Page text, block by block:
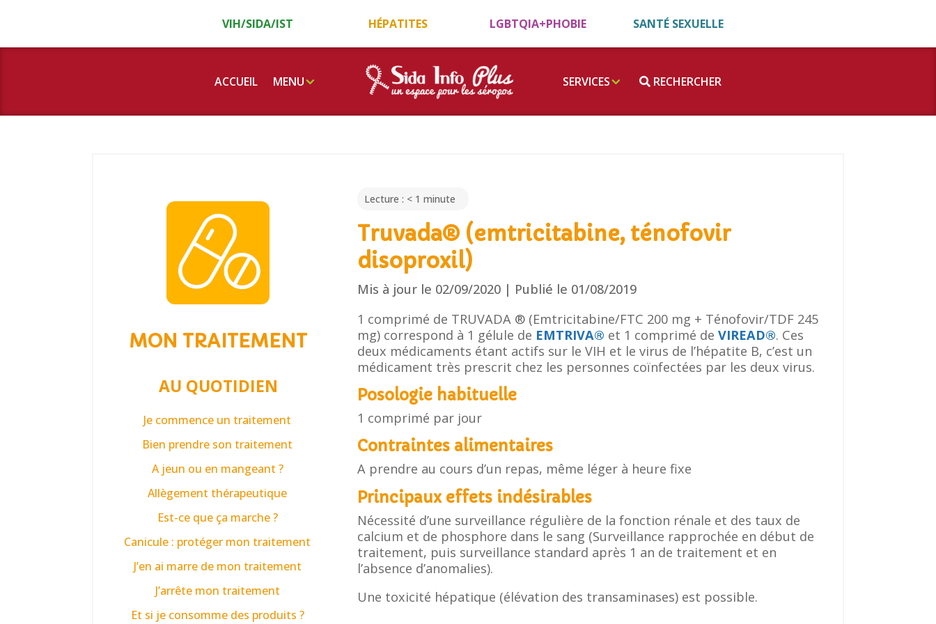
VIH/SIDA/IST HÉPATITES LGBTQIA+PHOBIE SANTÉ SEXUELLE
ACCUEIL MENU SERVICES RECHERCHER
MON TRAITEMENT
AU QUOTIDIEN
Je commence un traitement
Bien prendre son traitement
A jeun ou en mangeant ?
Allègement thérapeutique
Est-ce que ça marche ?
Canicule : protéger mon traitement
J’en ai marre de mon traitement
J’arrête mon traitement
Et si je consomme des produits ?
Lecture : < 1 minute
Truvada® (emtricitabine, ténofovir
disoproxil)
Mis à jour le 02/09/2020 | Publié le 01/08/2019
1 comprimé de TRUVADA ® (Emtricitabine/FTC 200 mg + Ténofovir/TDF 245
mg) correspond à 1 gélule de EMTRIVA® et 1 comprimé de VIREAD®. Ces
deux médicaments étant actifs sur le VIH et le virus de l’hépatite B, c’est un
médicament très prescrit chez les personnes coïnfectées par les deux virus.
Posologie habituelle
1 comprimé par jour
Contraintes alimentaires
A prendre au cours d’un repas, même léger à heure fixe
Principaux effets indésirables
Nécessité d’une surveillance régulière de la fonction rénale et des taux de
calcium et de phosphore dans le sang (Surveillance rapprochée en début de
traitement, puis surveillance standard après 1 an de traitement et en
l’absence d’anomalies).
Une toxicité hépatique (élévation des transaminases) est possible.